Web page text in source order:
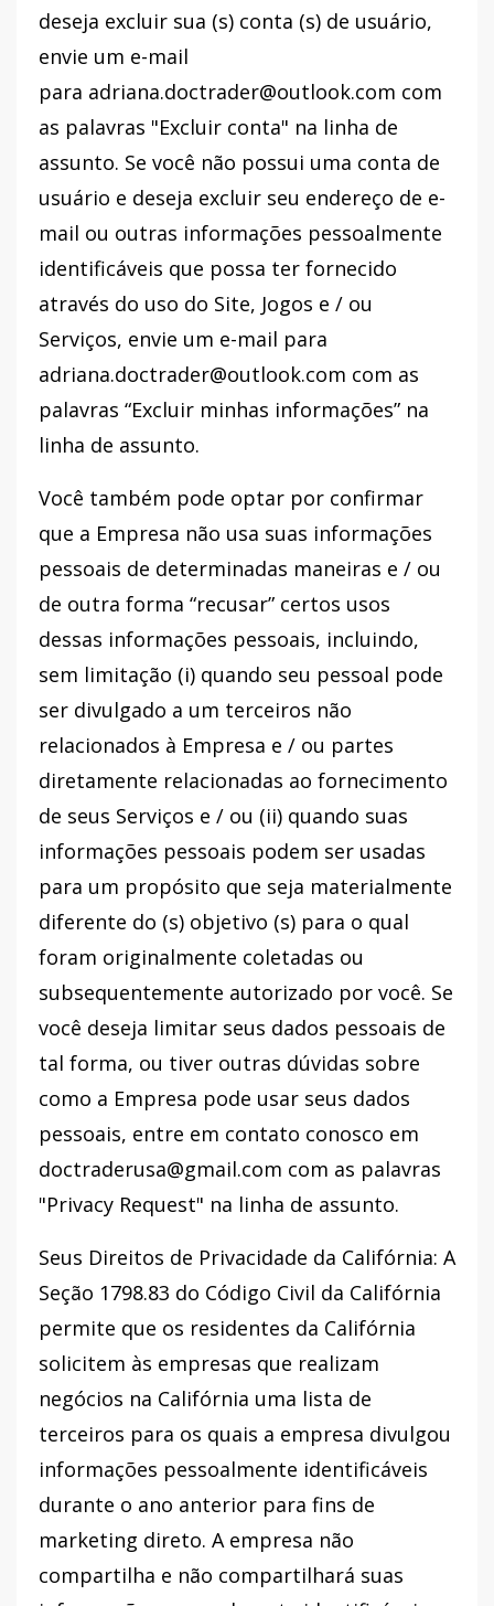
deseja excluir sua (s) conta (s) de usuário,
envie um e-mail
para adriana.doctrader@outlook.com com
as palavras "Excluir conta" na linha de
assunto. Se você não possui uma conta de
usuário e deseja excluir seu endereço de e-
mail ou outras informações pessoalmente
identificáveis ​​que possa ter fornecido
através do uso do Site, Jogos e / ou
Serviços, envie um e-mail para
adriana.doctrader@outlook.com com as
palavras “Excluir minhas informações” na
linha de assunto.
Você também pode optar por confirmar
que a Empresa não usa suas informações
pessoais de determinadas maneiras e / ou
de outra forma “recusar” certos usos
dessas informações pessoais, incluindo,
sem limitação (i) quando seu pessoal pode
ser divulgado a um terceiros não
relacionados à Empresa e / ou partes
diretamente relacionadas ao fornecimento
de seus Serviços e / ou (ii) quando suas
informações pessoais podem ser usadas
para um propósito que seja materialmente
diferente do (s) objetivo (s) para o qual
foram originalmente coletadas ou
subsequentemente autorizado por você. Se
você deseja limitar seus dados pessoais de
tal forma, ou tiver outras dúvidas sobre
como a Empresa pode usar seus dados
pessoais, entre em contato conosco em
doctraderusa@gmail.com com as palavras
"Privacy Request" na linha de assunto.
Seus Direitos de Privacidade da Califórnia: A
Seção 1798.83 do Código Civil da Califórnia
permite que os residentes da Califórnia
solicitem às empresas que realizam
negócios na Califórnia uma lista de
terceiros para os quais a empresa divulgou
informações pessoalmente identificáveis ​​
durante o ano anterior para fins de
marketing direto. A empresa não
compartilha e não compartilhará suas